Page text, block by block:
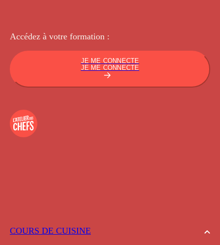
COURS DE CUISINE
Accédez à votre formation :
JE ME CONNECTE
JE ME CONNECTE